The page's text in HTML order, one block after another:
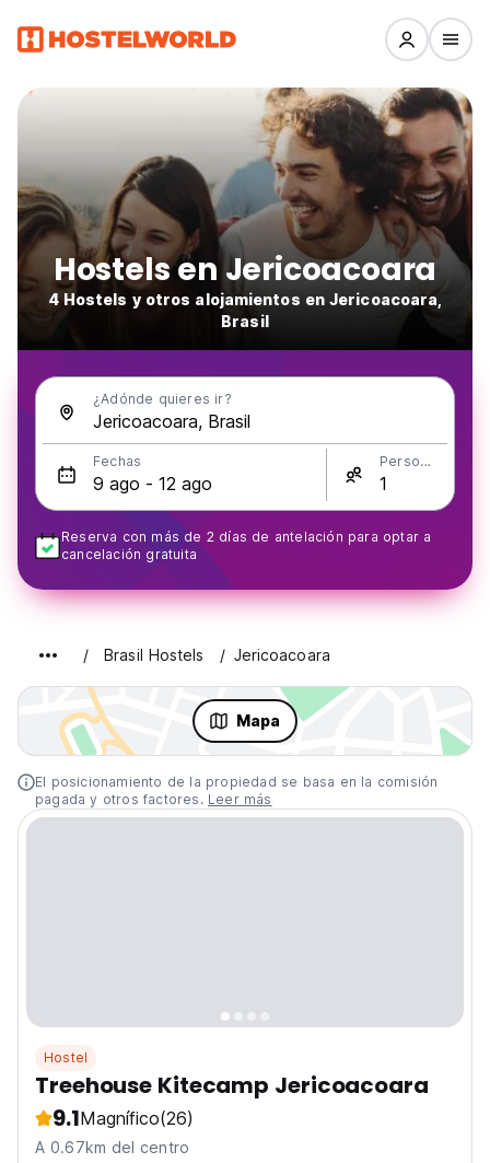
Hostels en Jericoacoara
4 Hostels y otros alojamientos en Jericoacoara,
Brasil
¿Adónde quieres ir?
Fechas Personas
Reserva con más de 2 días de antelación para optar a
cancelación gratuita
Brasil Hostels Jericoacoara
Mapa
El posicionamiento de la propiedad se basa en la comisión
pagada y otros factores. Leer más
Hostel
Treehouse Kitecamp Jericoacoara
9.1Magnífico(26)
A 0.67km del centro